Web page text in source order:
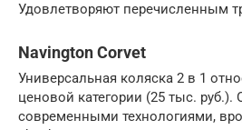
Удовлетворяют перечисленным
Navington Corvet
Универсальная коляска 2 в 1
ценовой категории (25 тыс. руб.).
современными технологиями,